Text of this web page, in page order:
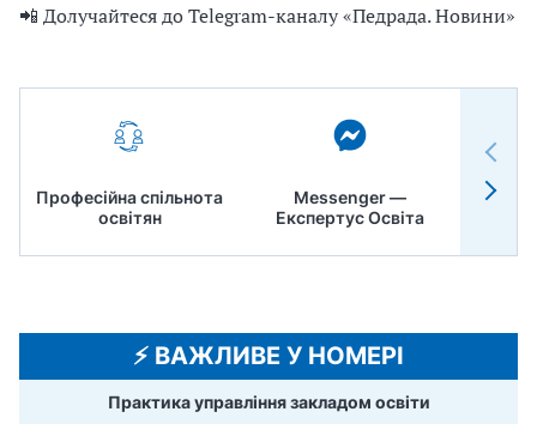
📲 Долучайтеся до Telegram-каналу «Педрада. Новини»
Професійна спільнота
освітян
Messenger —
Експертус Освіта
⚡️ ВАЖЛИВЕ У НОМЕРІ
Практика управління закладом освіти